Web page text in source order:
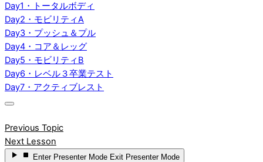
Day1・トータルボディ
Day2・モビリティA
Day3・プッシュ＆プル
Day4・コア＆レッグ
Day5・モビリティB
Day6・レベル３卒業テスト
Day7・アクティブレスト
Previous Topic
Next Lesson
Enter Presenter Mode Exit Presenter Mode